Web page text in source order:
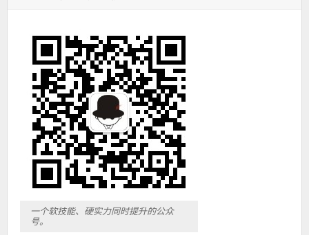
一个软技能、硬实力同时提升的公众
号。